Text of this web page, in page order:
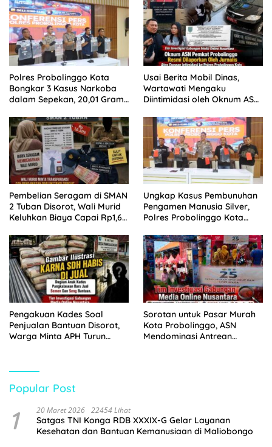
Polres Probolinggo Kota
Bongkar 3 Kasus Narkoba
dalam Sepekan, 20,01 Gram
Usai Berita Mobil Dinas,
Wartawati Mengaku
Diintimidasi oleh Oknum ASN
Tempuh Jalur Hukum
Pembelian Seragam di SMAN
2 Tuban Disorot, Wali Murid
Keluhkan Biaya Capai Rp1,6
Ungkap Kasus Pembunuhan
Pengamen Manusia Silver,
Polres Probolinggo Kota
Pengakuan Kades Soal
Penjualan Bantuan Disorot,
Warga Minta APH Turun
Sorotan untuk Pasar Murah
Kota Probolinggo, ASN
Mendominasi Antrean
Popular Post
1 20 Maret 2026 22454 Lihat
Satgas TNI Konga RDB XXXIX-G Gelar Layanan
Kesehatan dan Bantuan Kemanusiaan di Maliobongo